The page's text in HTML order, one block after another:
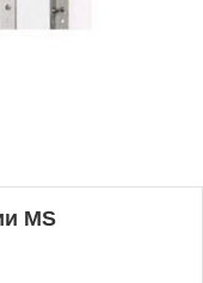
MS